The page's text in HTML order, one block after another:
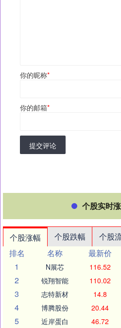
你的昵称*
你的邮箱*
提交评论
个股实时
个股涨幅 个股跌幅 个股
排名
名称 最新价
1
N展芯 116.52
2 锐翔智能 110.02
3 志特新材 14.8
4 博腾股份 20.44
5 近岸蛋白 46.72